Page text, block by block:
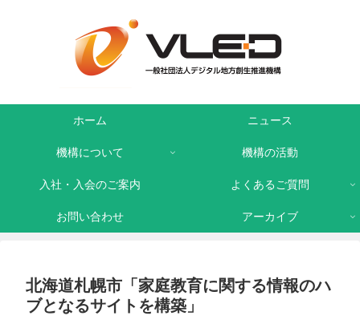
ホーム ニュース
機構について 機構の活動
入社・入会のご案内 よくあるご質問
お問い合わせ アーカイブ
北海道札幌市「家庭教育に関する情報のハ
ブとなるサイトを構築」